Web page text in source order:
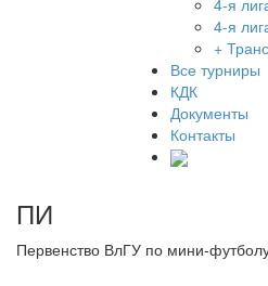
4-я
4-я
+
Все турниры
КДК
Документы
Контакты
ПИ
Первенство ВлГУ по мини-